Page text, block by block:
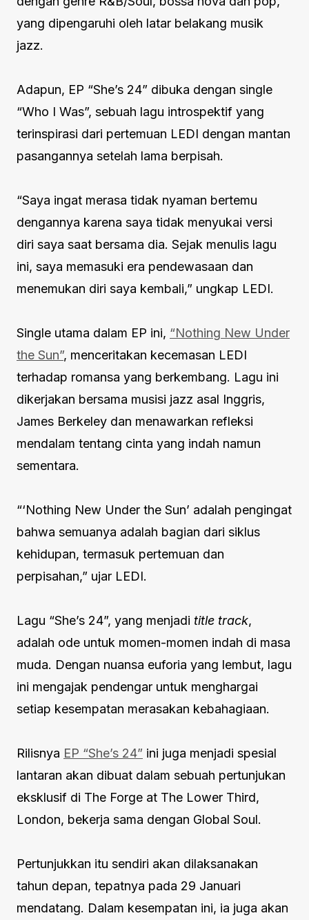
yang dipengaruhi oleh latar belakang musik
jazz.
Adapun, EP “She’s 24” dibuka dengan single
“Who I Was”, sebuah lagu introspektif yang
terinspirasi dari pertemuan LEDI dengan mantan
pasangannya setelah lama berpisah.
“Saya ingat merasa tidak nyaman bertemu
dengannya karena saya tidak menyukai versi
diri saya saat bersama dia. Sejak menulis lagu
ini, saya memasuki era pendewasaan dan
menemukan diri saya kembali,” ungkap LEDI.
Single utama dalam EP ini, “Nothing New Under
the Sun”, menceritakan kecemasan LEDI
terhadap romansa yang berkembang. Lagu ini
dikerjakan bersama musisi jazz asal Inggris,
James Berkeley dan menawarkan refleksi
mendalam tentang cinta yang indah namun
sementara.
“‘Nothing New Under the Sun’ adalah pengingat
bahwa semuanya adalah bagian dari siklus
kehidupan, termasuk pertemuan dan
perpisahan,” ujar LEDI.
Lagu “She’s 24”, yang menjadi title track,
adalah ode untuk momen-momen indah di masa
muda. Dengan nuansa euforia yang lembut, lagu
ini mengajak pendengar untuk menghargai
setiap kesempatan merasakan kebahagiaan.
Rilisnya EP “She’s 24” ini juga menjadi spesial
lantaran akan dibuat dalam sebuah pertunjukan
eksklusif di The Forge at The Lower Third,
London, bekerja sama dengan Global Soul.
Pertunjukkan itu sendiri akan dilaksanakan
tahun depan, tepatnya pada 29 Januari
mendatang. Dalam kesempatan ini, ia juga akan